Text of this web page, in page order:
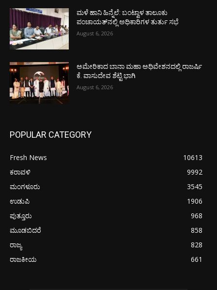
ಮಳೆ ಹಾನಿ ಹಿನ್ನೆಲೆ: ಬಂಟ್ವಾಳ ತಾಲೂಕು
ಪಂಚಾಯತ್‌ನಲ್ಲಿ ಅಧಿಕಾರಿಗಳ ತುರ್ತು ಸಭೆ
August 6, 2026
ಅಮೇರಿಕಾದ ಬಾನಾ ಮಹಾ ಅಧಿವೇಶನದಲ್ಲಿ ರಾಜರ್ಷಿ
ಕೆ. ವಾಸುದೇವ ಶೆಟ್ಟಿ ಭಾಗಿ
August 6, 2026
POPULAR CATEGORY
Fresh News
10613
ಕರಾವಳಿ
9992
ಮಂಗಳೂರು
3545
ಉಡುಪಿ
1906
ಪುತ್ತೂರು
968
ಮೂಡಬಿದರೆ
858
ರಾಜ್ಯ
828
ರಾಜಕೀಯ
661